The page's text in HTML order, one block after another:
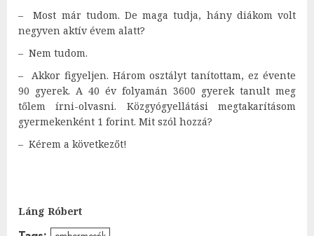
– Most már tudom. De maga tudja, hány diákom volt
negyven aktív évem alatt?
– Nem tudom.
– Akkor figyeljen. Három osztályt tanítottam, ez évente
90 gyerek. A 40 év folyamán 3600 gyerek tanult meg
tőlem írni-olvasni. Közgyógyellátási megtakarításom
gyermekenként 1 forint. Mit szól hozzá?
– Kérem a következőt!
Láng Róbert